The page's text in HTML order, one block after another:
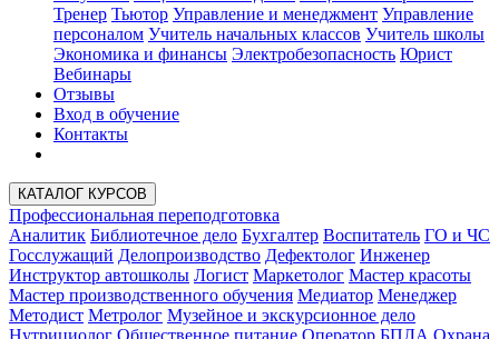
Тренер Тьютор Управление и менеджмент Управление
персоналом Учитель начальных классов Учитель школы
Экономика и финансы Электробезопасность Юрист
Вебинары
Отзывы
Вход в обучение
Контакты
КАТАЛОГ КУРСОВ
Профессиональная переподготовка
Аналитик Библиотечное дело Бухгалтер Воспитатель ГО и ЧС
Госслужащий Делопроизводство Дефектолог Инженер
Инструктор автошколы Логист Маркетолог Мастер красоты
Мастер производственного обучения Медиатор Менеджер
Методист Метролог Музейное и экскурсионное дело
Нутрициолог Общественное питание Оператор БПЛА Охрана